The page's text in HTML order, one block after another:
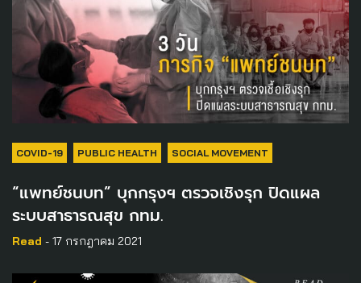
COVID-19 PUBLIC HEALTH SOCIAL MOVEMENT
“แพทย์ชนบท” บุกกรุงฯ ตรวจเชิงรุก ปิดแผล
ระบบสาธารณสุข กทม.
Read - 17 กรกฎาคม 2021